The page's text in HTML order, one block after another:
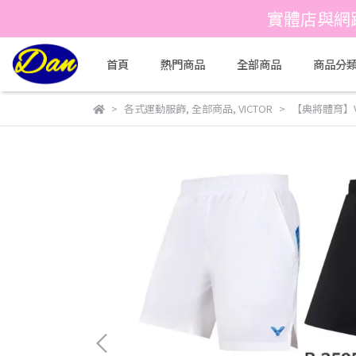
實體店與
首頁 熱門商品 全部商品 商品分
各式運動服飾, 全部商品, VICTOR 【典將體育